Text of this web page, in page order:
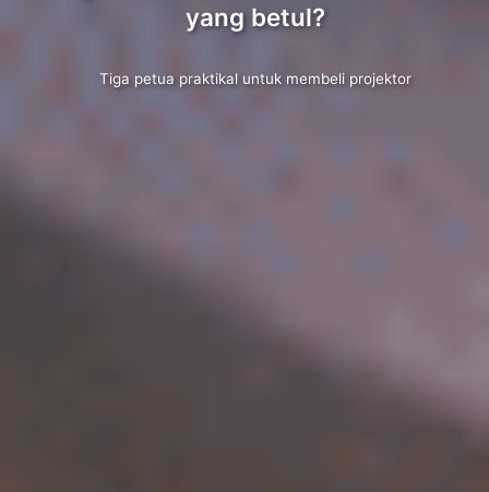
yang betul?
Tiga petua praktikal untuk membeli projektor